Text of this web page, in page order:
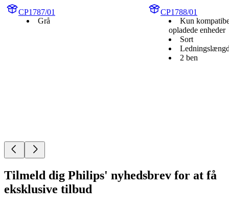
CP1787/01
Grå
CP1788/01
Kun
opladede enheder
Sort
2 ben
Tilmeld dig Philips' nyhedsbrev for at få
eksklusive tilbud